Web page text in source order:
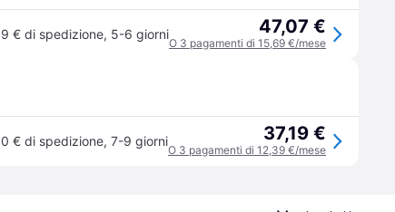
€ di spedizione, 5-6 giorni 47,07 €
O 3 pagamenti di 15,69 €/mese
€ di spedizione, 7-9 giorni 37,19 €
O 3 pagamenti di 12,39 €/mese